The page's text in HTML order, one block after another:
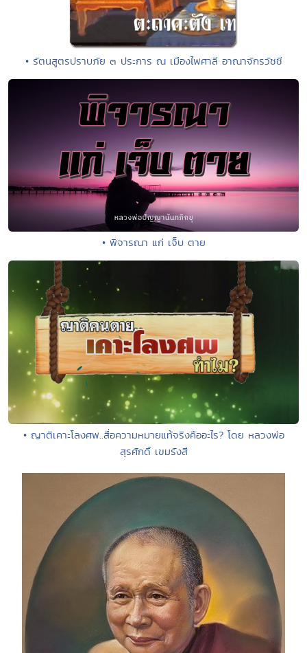
• รัตนสูตรปราบภัย ๓ ประการ ณ เมืองไพศาลี อาณาจักรวัชชี
• พิจารณา แก่ เจ็บ ตาย
• ญาติเคาะโลงศพ..สื่อความหมายแท้จริงคืออะไร? โดย หลวงพ่อ
สุรศักดิ์ เขมรังสี